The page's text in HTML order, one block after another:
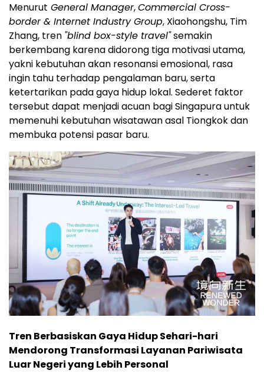
Menurut General Manager,Commercial Cross-
border & Internet Industry Group, Xiaohongshu, Tim
Zhang, tren "blind box-style travel"semakin
berkembang karena didorong tiga motivasi utama,
yakni kebutuhan akan resonansi emosional, rasa
ingin tahu terhadap pengalaman baru, serta
ketertarikan pada gaya hidup lokal. Sederet faktor
tersebut dapat menjadi acuan bagi Singapura untuk
memenuhi kebutuhan wisatawan asal Tiongkok dan
membuka potensi pasar baru.
Tren Berbasiskan Gaya Hidup Sehari-hari
Mendorong Transformasi Layanan Pariwisata
Luar Negeri yang Lebih Personal